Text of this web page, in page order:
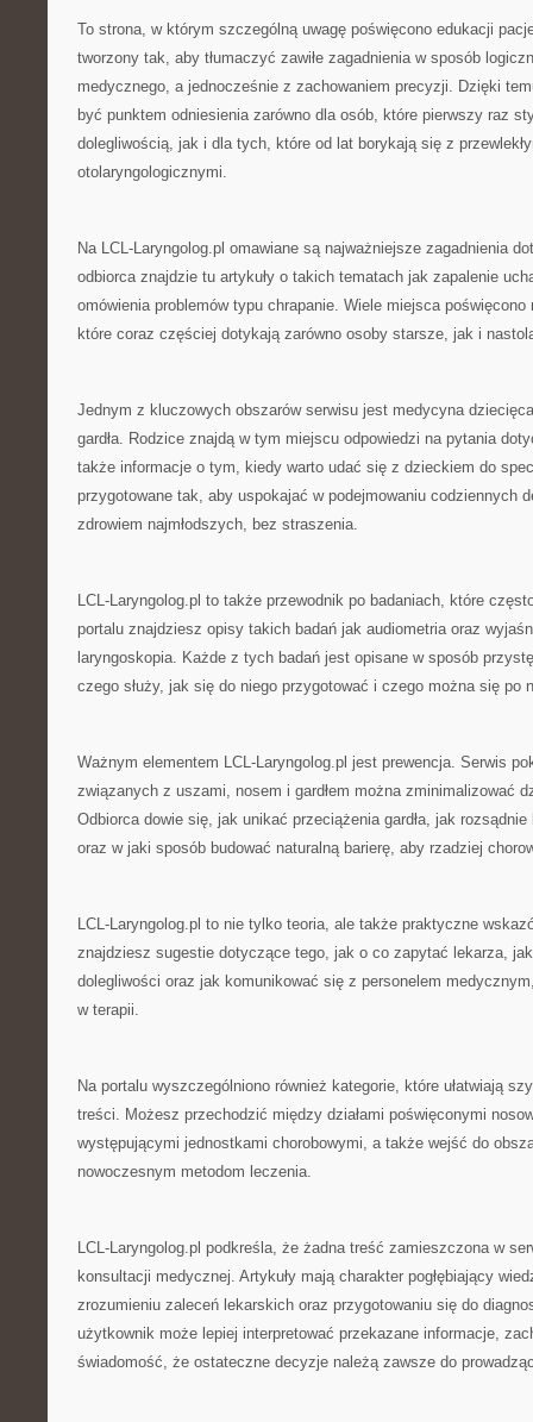
To strona, w którym szczególną uwagę poświęcono edukacji
tworzony tak, aby tłumaczyć zawiłe zagadnienia w sposób
medycznego, a jednocześnie z zachowaniem precyzji. Dzięki
być punktem odniesienia zarówno dla osób, które pierwszy raz
dolegliwością, jak i dla tych, które od lat borykają się z
otolaryngologicznymi.
Na LCL-Laryngolog.pl omawiane są najważniejsze zagadnienia
odbiorca znajdzie tu artykuły o takich tematach jak zapalenie
omówienia problemów typu chrapanie. Wiele miejsca
które coraz częściej dotykają zarówno osoby starsze, jak i
Jednym z kluczowych obszarów serwisu jest medycyna
gardła. Rodzice znajdą w tym miejscu odpowiedzi na pytania
także informacje o tym, kiedy warto udać się z dzieckiem do
przygotowane tak, aby uspokajać w podejmowaniu codziennych
zdrowiem najmłodszych, bez straszenia.
LCL-Laryngolog.pl to także przewodnik po badaniach, które
portalu znajdziesz opisy takich badań jak audiometria oraz
laryngoskopia. Każde z tych badań jest opisane w sposób
czego służy, jak się do niego przygotować i czego można się po
Ważnym elementem LCL-Laryngolog.pl jest prewencja. Serwis
związanych z uszami, nosem i gardłem można zminimalizować
Odbiorca dowie się, jak unikać przeciążenia gardła, jak
oraz w jaki sposób budować naturalną barierę, aby rzadziej
LCL-Laryngolog.pl to nie tylko teoria, ale także praktyczne
znajdziesz sugestie dotyczące tego, jak o co zapytać lekarza,
dolegliwości oraz jak komunikować się z personelem
w terapii.
Na portalu wyszczególniono również kategorie, które ułatwiają
treści. Możesz przechodzić między działami poświęconymi
występującymi jednostkami chorobowymi, a także wejść do
nowoczesnym metodom leczenia.
LCL-Laryngolog.pl podkreśla, że żadna treść zamieszczona w
konsultacji medycznej. Artykuły mają charakter pogłębiający
zrozumieniu zaleceń lekarskich oraz przygotowaniu się do
użytkownik może lepiej interpretować przekazane informacje,
świadomość, że ostateczne decyzje należą zawsze do